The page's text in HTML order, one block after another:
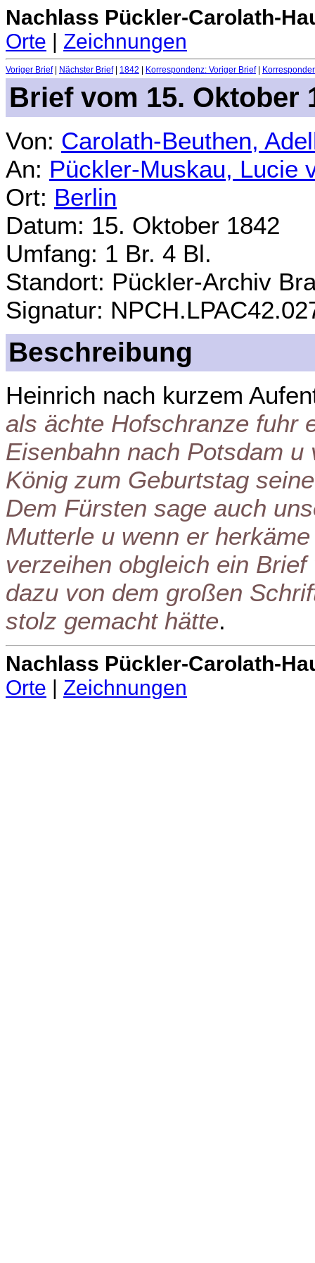
Nachlass Pückler-Carolath-
Orte | Zeichnungen
Voriger Brief| Nächster Brief| 1842 Korrespondenz: Voriger Brief|
Brief vom 15. Oktober
Von: Carolath-Beuthen,
An: Pückler-Muskau, Lucie
Ort: Berlin
Datum: 15. Oktober 1842
Umfang: 1 Br. 4 Bl.
Standort: Pückler-Archiv
Signatur:
Beschreibung
Heinrich nach kurzem
als ächte Hofschranze fuhr
Eisenbahn nach Potsdam
König zum Geburtstag
Dem Fürsten sage auch
Mutterle u wenn er
verzeihen obgleich ein
dazu von dem großen
stolz gemacht hätte.
Nachlass Pückler-Carolath-
Orte | Zeichnungen